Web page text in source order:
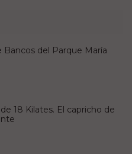
Bancos del Parque María
18 Kilates. El capricho de